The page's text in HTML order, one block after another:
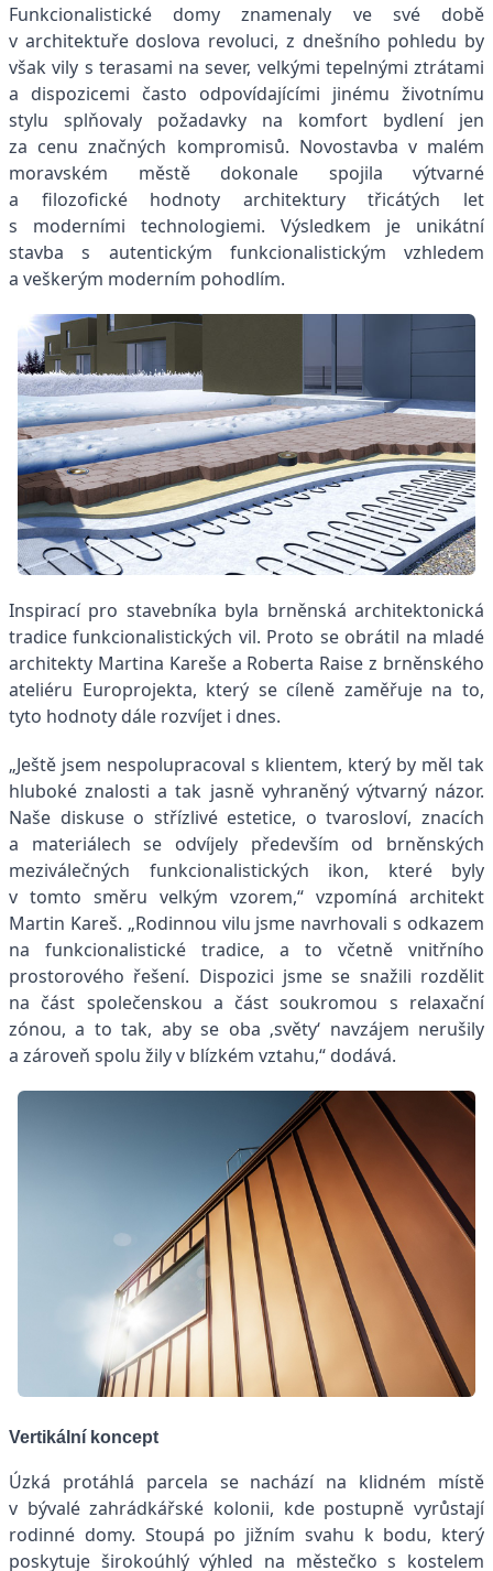
Funkcionalistické domy znamenaly ve své době
v architektuře doslova revoluci, z dnešního pohledu by
však vily s terasami na sever, velkými tepelnými ztrátami
a dispozicemi často odpovídajícími jinému životnímu
stylu splňovaly požadavky na komfort bydlení jen
za cenu značných kompromisů. Novostavba v malém
moravském městě dokonale spojila výtvarné
a filozofické hodnoty architektury třicátých let
s moderními technologiemi. Výsledkem je unikátní
stavba s autentickým funkcionalistickým vzhledem
a veškerým moderním pohodlím.
Inspirací pro stavebníka byla brněnská architektonická
tradice funkcionalistických vil. Proto se obrátil na mladé
architekty Martina Kareše a Roberta Raise z brněnského
ateliéru Europrojekta, který se cíleně zaměřuje na to,
tyto hodnoty dále rozvíjet i dnes.
„Ještě jsem nespolupracoval s klientem, který by měl tak
hluboké znalosti a tak jasně vyhraněný výtvarný názor.
Naše diskuse o střízlivé estetice, o tvarosloví, znacích
a materiálech se odvíjely především od brněnských
meziválečných funkcionalistických ikon, které byly
v tomto směru velkým vzorem,“ vzpomíná architekt
Martin Kareš. „Rodinnou vilu jsme navrhovali s odkazem
na funkcionalistické tradice, a to včetně vnitřního
prostorového řešení. Dispozici jsme se snažili rozdělit
na část společenskou a část soukromou s relaxační
zónou, a to tak, aby se oba ‚světy‘ navzájem nerušily
a zároveň spolu žily v blízkém vztahu,“ dodává.
Vertikální koncept
Úzká protáhlá parcela se nachází na klidném místě
v bývalé zahrádkářské kolonii, kde postupně vyrůstají
rodinné domy. Stoupá po jižním svahu k bodu, který
poskytuje širokoúhlý výhled na městečko s kostelem